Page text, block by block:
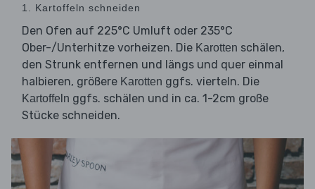
1. Kartoffeln schneiden
Den Ofen auf 225°C Umluft oder 235°C
Ober-/Unterhitze vorheizen. Die Karotten schälen,
den Strunk entfernen und längs und quer einmal
halbieren, größere Karotten ggfs. vierteln. Die
Kartoffeln ggfs. schälen und in ca. 1-2cm große
Stücke schneiden.